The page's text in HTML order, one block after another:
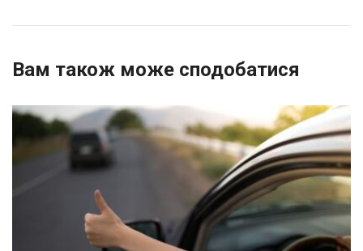
Вам також може сподобатися